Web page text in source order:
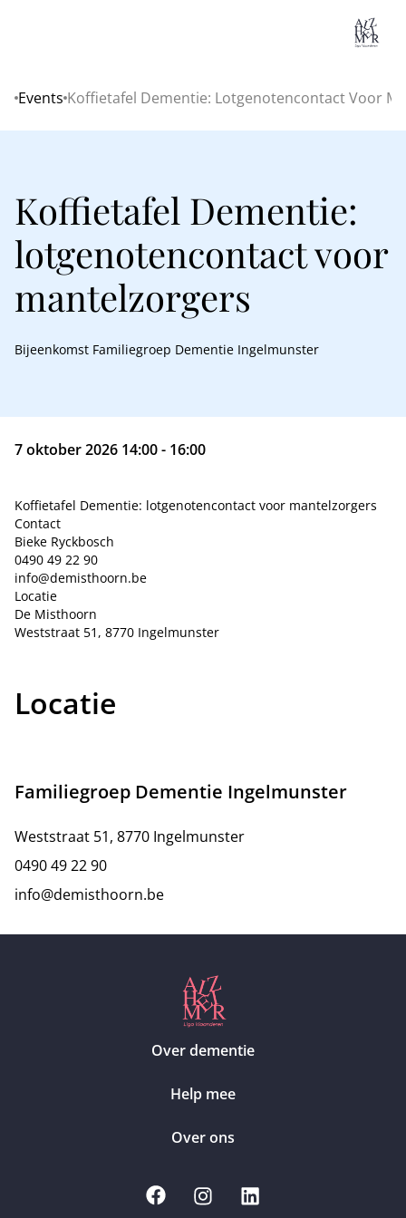
Home
Events Koffietafel Dementie: Lotgenotencontact Voor
Koffietafel Dementie:
lotgenotencontact voor
mantelzorgers
Bijeenkomst Familiegroep Dementie Ingelmunster
7 oktober 2026 14:00 - 16:00
Koffietafel Dementie: lotgenotencontact voor mantelzorgers
Contact
Bieke Ryckbosch
0490 49 22 90
info@demisthoorn.be
Locatie
De Misthoorn
Weststraat 51, 8770 Ingelmunster
Locatie
Familiegroep Dementie Ingelmunster
Weststraat 51, 8770 Ingelmunster
0490 49 22 90
info@demisthoorn.be
Over dementie
Help mee
Over ons